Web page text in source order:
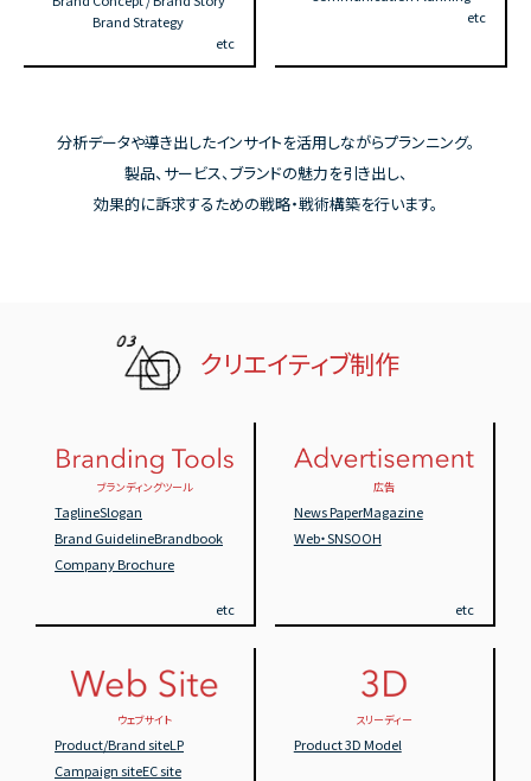
Brand Strategy
etc
etc
分析データや導き出したインサイトを活用しながらプランニング。
製品、サービス、ブランドの魅力を引き出し、
効果的に訴求するための戦略・戦術構築を行います。
クリエイティブ制作
ブランディングツール
TaglineSlogan
Brand GuidelineBrandbook
Company Brochure
etc
広告
News PaperMagazine
Web・SNSOOH
etc
ウェブサイト
Product/Brand siteLP
Campaign siteEC site
スリーディー
Product 3D Model